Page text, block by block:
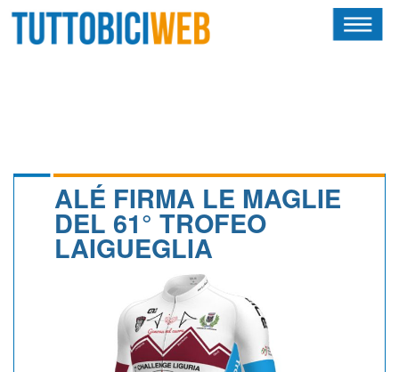
CALENDARIO
ALÉ FIRMA LE MAGLIE
DEL 61° TROFEO
LAIGUEGLIA